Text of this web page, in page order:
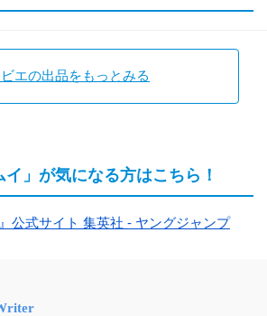
エの出品をもっとみる
イ」が気になる方はこちら！
公式サイト 集英社 - ヤングジャンプ